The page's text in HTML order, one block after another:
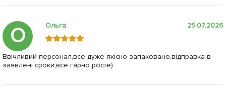
О Ольга 25.07.2026
Ввічливий персонал,все дуже якісно запаковано,відправка в
заявлені сроки,все гарно росте)